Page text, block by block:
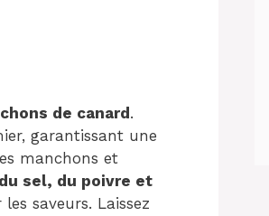
de canard .
garantissant une
manchons et
du sel, du poivre et
saveurs. Laissez